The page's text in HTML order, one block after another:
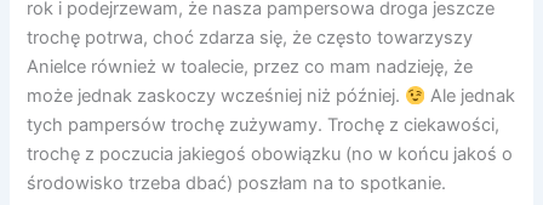
rok i podejrzewam, że nasza pampersowa droga jeszcze
trochę potrwa, choć zdarza się, że często towarzyszy
Anielce również w toalecie, przez co mam nadzieję, że
może jednak zaskoczy wcześniej niż później.
Ale jednak
tych pampersów trochę zużywamy. Trochę z ciekawości,
trochę z poczucia jakiegoś obowiązku (no w końcu jakoś o
środowisko trzeba dbać) poszłam na to spotkanie.